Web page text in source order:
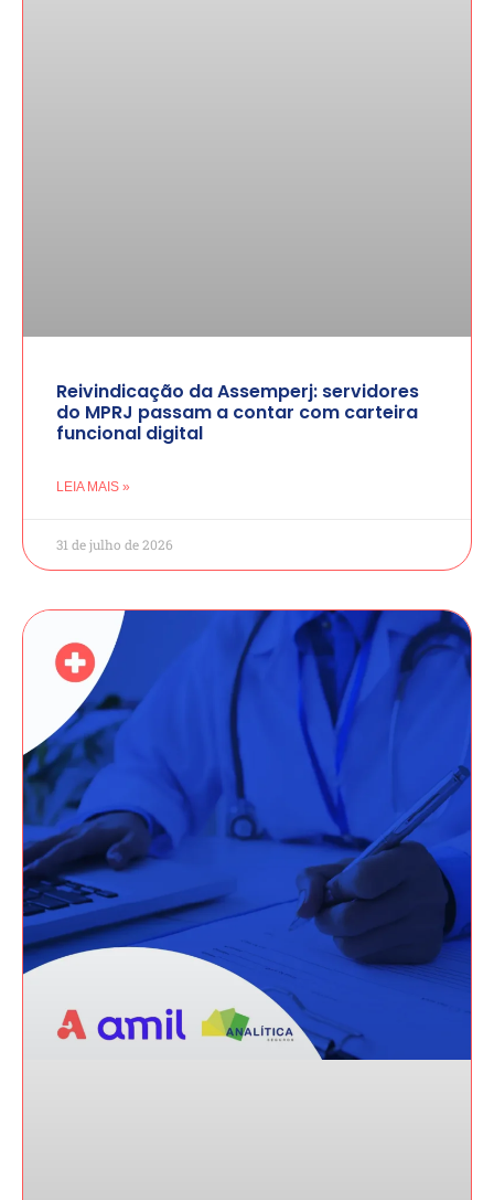
Reivindicação da Assemperj: servidores
do MPRJ passam a contar com carteira
funcional digital
LEIA MAIS »
31 de julho de 2026